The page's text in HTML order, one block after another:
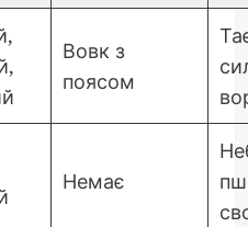
Вовк з
поясом
Немає